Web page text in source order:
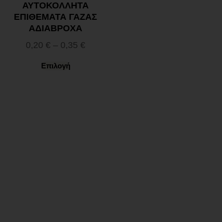
ΑΥΤΟΚΟΛΛΗΤΑ
ΕΠΙΘΕΜΑΤΑ ΓΑΖΑΣ
ΑΔΙΑΒΡΟΧΑ
0,20 € – 0,35 €
Επιλογή